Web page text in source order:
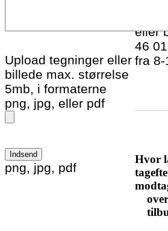
Upload tegninger eller
billede max. størrelse
5mb, i formaterne
png, jpg, eller pdf
Please leave this field
png, jpg, pdf
eller
46
fra 8-
Hvor